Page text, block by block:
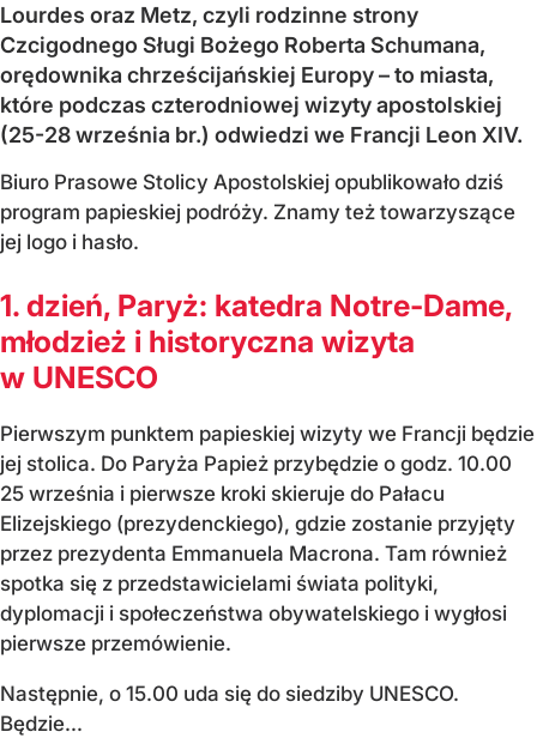
Lourdes oraz Metz, czyli rodzinne strony
Czcigodnego Sługi Bożego Roberta Schumana,
orędownika chrześcijańskiej Europy – to miasta,
które podczas czterodniowej wizyty apostolskiej
(25-28 września br.) odwiedzi we Francji Leon XIV.
Biuro Prasowe Stolicy Apostolskiej opublikowało dziś
program papieskiej podróży. Znamy też towarzyszące
jej logo i hasło.
1. dzień, Paryż: katedra Notre-Dame,
młodzież i historyczna wizyta
w UNESCO
Pierwszym punktem papieskiej wizyty we Francji będzie
jej stolica. Do Paryża Papież przybędzie o godz. 10.00
25 września i pierwsze kroki skieruje do Pałacu
Elizejskiego (prezydenckiego), gdzie zostanie przyjęty
przez prezydenta Emmanuela Macrona. Tam również
spotka się z przedstawicielami świata polityki,
dyplomacji i społeczeństwa obywatelskiego i wygłosi
pierwsze przemówienie.
Następnie, o 15.00 uda się do siedziby UNESCO.
Będzie...